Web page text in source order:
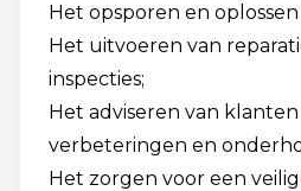
Het opsporen en
Het uitvoeren van
inspecties;
Het adviseren van
verbeteringen en
Het zorgen voor een